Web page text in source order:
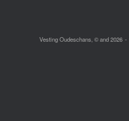
Vesting Oudeschans, © and 2026